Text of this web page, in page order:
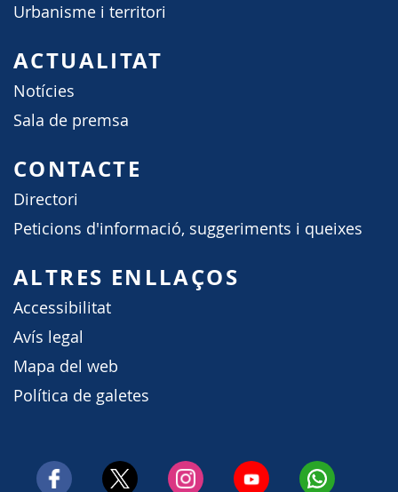
Urbanisme i territori
ACTUALITAT
Notícies
Sala de premsa
CONTACTE
Directori
Peticions d'informació, suggeriments i queixes
ALTRES ENLLAÇOS
Accessibilitat
Avís legal
Mapa del web
Política de galetes